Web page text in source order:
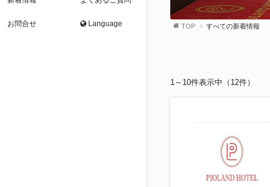
お問合せ Language TOP すべての新着情報
1～10件表示中（12件）